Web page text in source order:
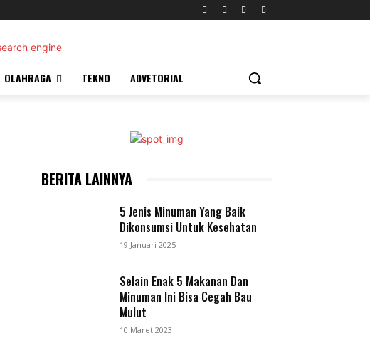
OLAHRAGA TEKNO ADVETORIAL
BERITA LAINNYA
5 Jenis Minuman Yang Baik
Dikonsumsi Untuk Kesehatan
19 Januari 2025
Selain Enak 5 Makanan Dan
Minuman Ini Bisa Cegah Bau
Mulut
10 Maret 2023